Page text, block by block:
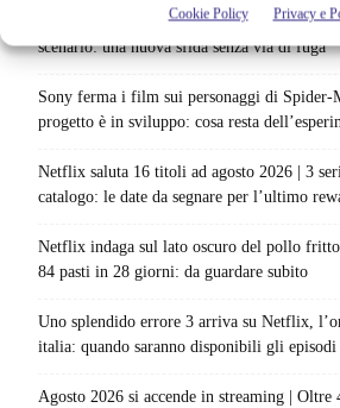
Cookie Policy Privacy e
La paura dell’altezza torna al cinema | Il
scenario: una nuova sfida senza via di fuga
Sony ferma i film sui personaggi di Spider-
progetto è in sviluppo: cosa resta
Netflix saluta 16 titoli ad agosto 2026 | 3
catalogo: le date da segnare per l’ultimo
Netflix indaga sul lato oscuro del pollo
84 pasti in 28 giorni: da guardare subito
Uno splendido errore 3 arriva su Netflix,
italia: quando saranno disponibili gli episodi
Agosto 2026 si accende in streaming |